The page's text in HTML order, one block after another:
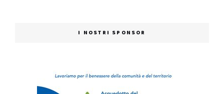
I NOSTRI SPONSOR